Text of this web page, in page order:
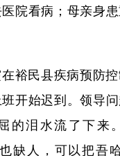
院看病；母亲身
民县疾病预防控
开始迟到。领导
的泪水流了下来
缺人，可以把吾